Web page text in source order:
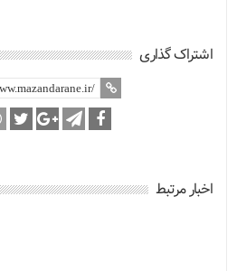
اشتراک گذاری
اخبار مرتبط